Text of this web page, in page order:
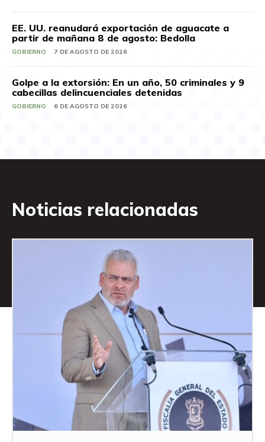
EE. UU. reanudará exportación de aguacate a
partir de mañana 8 de agosto: Bedolla
GOBIERNO 7 DE AGOSTO DE 2026
Golpe a la extorsión: En un año, 50 criminales y 9
cabecillas delincuenciales detenidas
GOBIERNO 6 DE AGOSTO DE 2026
Noticias relacionadas